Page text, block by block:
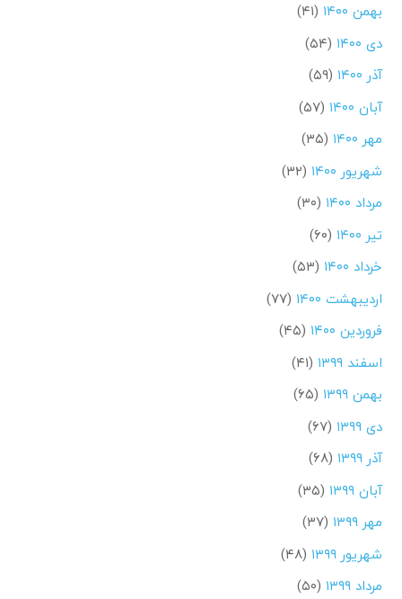
بهمن ۱۴۰۰
(۴۱)
دی ۱۴۰۰
(۵۴)
آذر ۱۴۰۰
(۵۹)
آبان ۱۴۰۰
(۵۷)
مهر ۱۴۰۰
(۳۵)
شهریور ۱۴۰۰
(۳۲)
مرداد ۱۴۰۰
(۳۰)
تیر ۱۴۰۰
(۶۰)
خرداد ۱۴۰۰
(۵۳)
اردیبهشت ۱۴۰۰
(۷۷)
فروردین ۱۴۰۰
(۴۵)
اسفند ۱۳۹۹
(۴۱)
بهمن ۱۳۹۹
(۶۵)
دی ۱۳۹۹
(۶۷)
آذر ۱۳۹۹
(۶۸)
آبان ۱۳۹۹
(۳۵)
مهر ۱۳۹۹
(۳۷)
شهریور ۱۳۹۹
(۴۸)
مرداد ۱۳۹۹
(۵۰)